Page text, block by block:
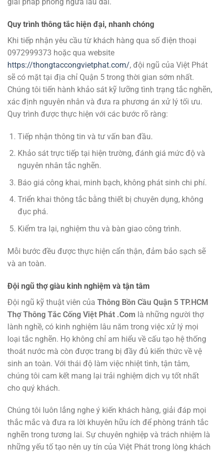
Quy trình thông tắc hiện đại, nhanh chóng
Khi tiếp nhận yêu cầu từ khách hàng qua số điện thoại
0972999373 hoặc qua website
https://thongtaccongvietphat.com/, đội ngũ của Việt Phát
sẽ có mặt tại địa chỉ Quận 5 trong thời gian sớm nhất.
Chúng tôi tiến hành khảo sát kỹ lưỡng tình trạng tắc nghẽn,
xác định nguyên nhân và đưa ra phương án xử lý tối ưu.
Quy trình được thực hiện với các bước rõ ràng:
Tiếp nhận thông tin và tư vấn ban đầu.
Khảo sát trực tiếp tại hiện trường, đánh giá mức độ và
nguyên nhân tắc nghẽn.
Báo giá công khai, minh bạch, không phát sinh chi phí.
Triển khai thông tắc bằng thiết bị chuyên dụng, không
đục phá.
Kiểm tra lại, nghiệm thu và bàn giao công trình.
Mỗi bước đều được thực hiện cẩn thận, đảm bảo sạch sẽ
và an toàn.
Đội ngũ thợ giàu kinh nghiệm và tận tâm
Đội ngũ kỹ thuật viên của Thông Bồn Cầu Quận 5 TP.HCM
Thợ Thông Tắc Cống Việt Phát .Com là những người thợ
lành nghề, có kinh nghiệm lâu năm trong việc xử lý mọi
loại tắc nghẽn. Họ không chỉ am hiểu về cấu tạo hệ thống
thoát nước mà còn được trang bị đầy đủ kiến thức về vệ
sinh an toàn. Với thái độ làm việc nhiệt tình, tận tâm,
chúng tôi cam kết mang lại trải nghiệm dịch vụ tốt nhất
cho quý khách.
Chúng tôi luôn lắng nghe ý kiến khách hàng, giải đáp mọi
thắc mắc và đưa ra lời khuyên hữu ích để phòng tránh tắc
nghẽn trong tương lai. Sự chuyên nghiệp và trách nhiệm là
những yếu tố tạo nên uy tín của Việt Phát trong lòng khách